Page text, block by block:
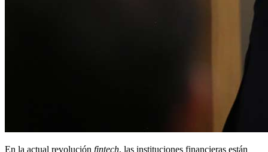
En la actual revolución fintech, las instituciones financieras están